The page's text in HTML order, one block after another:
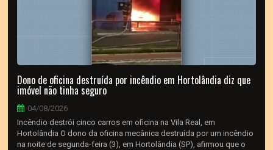
Dono de oficina destruída por incêndio em Hortolândia diz que
imóvel não tinha seguro
04/08/2026
Incêndio destrói cinco carros em oficina na Vila Real, em
Hortolândia O dono da oficina mecânica destruída por um incêndio
na noite de segunda-feira (3), em Hortolândia (SP), afirmou que o